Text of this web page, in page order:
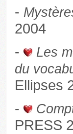
-
2004
-
Les
du
Ellipses
-
PRESS